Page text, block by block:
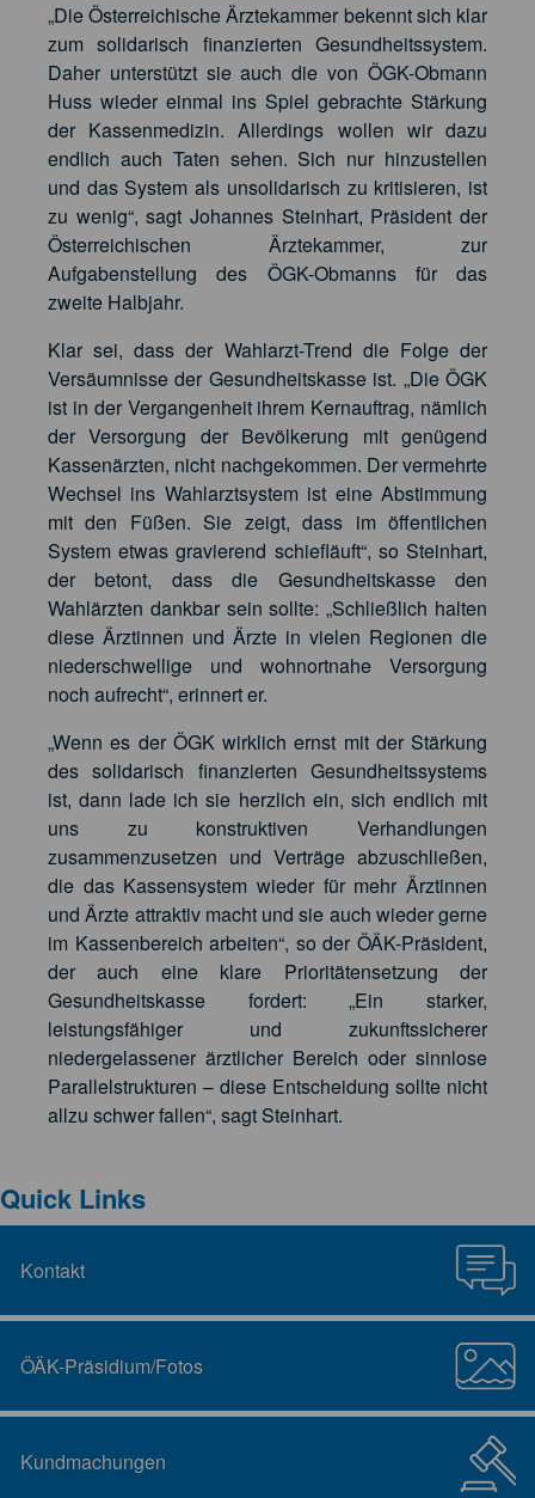
„Die Österreichische Ärztekammer bekennt sich klar
zum solidarisch finanzierten Gesundheitssystem.
Daher unterstützt sie auch die von ÖGK-Obmann
Huss wieder einmal ins Spiel gebrachte Stärkung
der Kassenmedizin. Allerdings wollen wir dazu
endlich auch Taten sehen. Sich nur hinzustellen
und das System als unsolidarisch zu kritisieren, ist
zu wenig“, sagt Johannes Steinhart, Präsident der
Österreichischen Ärztekammer, zur
Aufgabenstellung des ÖGK-Obmanns für das
zweite Halbjahr.
Klar sei, dass der Wahlarzt-Trend die Folge der
Versäumnisse der Gesundheitskasse ist. „Die ÖGK
ist in der Vergangenheit ihrem Kernauftrag, nämlich
der Versorgung der Bevölkerung mit genügend
Kassenärzten, nicht nachgekommen. Der vermehrte
Wechsel ins Wahlarztsystem ist eine Abstimmung
mit den Füßen. Sie zeigt, dass im öffentlichen
System etwas gravierend schiefläuft“, so Steinhart,
der betont, dass die Gesundheitskasse den
Wahlärzten dankbar sein sollte: „Schließlich halten
diese Ärztinnen und Ärzte in vielen Regionen die
niederschwellige und wohnortnahe Versorgung
noch aufrecht“, erinnert er.
„Wenn es der ÖGK wirklich ernst mit der Stärkung
des solidarisch finanzierten Gesundheitssystems
ist, dann lade ich sie herzlich ein, sich endlich mit
uns zu konstruktiven Verhandlungen
zusammenzusetzen und Verträge abzuschließen,
die das Kassensystem wieder für mehr Ärztinnen
und Ärzte attraktiv macht und sie auch wieder gerne
im Kassenbereich arbeiten“, so der ÖÄK-Präsident,
der auch eine klare Prioritätensetzung der
Gesundheitskasse fordert: „Ein starker,
leistungsfähiger und zukunftssicherer
niedergelassener ärztlicher Bereich oder sinnlose
Parallelstrukturen – diese Entscheidung sollte nicht
allzu schwer fallen“, sagt Steinhart.
Quick Links
Kontakt
ÖÄK-Präsidium/Fotos
Kundmachungen